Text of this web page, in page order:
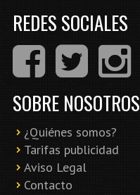
REDES SOCIALES
SOBRE NOSOTROS
¿Quiénes somos?
Tarifas publicidad
Aviso Legal
Contacto